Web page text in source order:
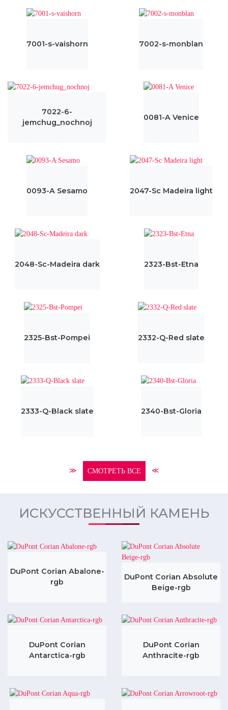
7001-s-vaishorn 7002-s-monblan
7022-6-
jemchug_nochnoj
0081-A Venice
0093-A Sesamo 2047-Sc Madeira light
2048-Sc-Madeira dark 2323-Bst-Etna
2325-Bst-Pompei 2332-Q-Red slate
2333-Q-Black slate 2340-Bst-Gloria
≫ СМОТРЕТЬ ВСЕ ≪
ИСКУССТВЕННЫЙ КАМЕНЬ
DuPont Corian Abalone-
rgb
DuPont Corian Absolute
Beige-rgb
DuPont Corian
Antarctica-rgb
DuPont Corian
Anthracite-rgb